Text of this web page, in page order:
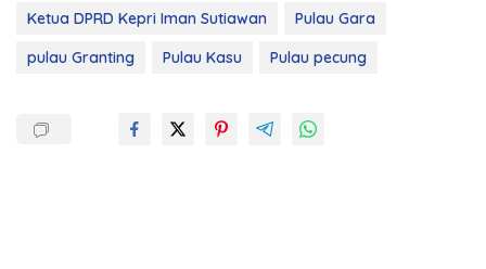
Ketua DPRD Kepri Iman Sutiawan
Pulau Gara
pulau Granting
Pulau Kasu Pulau pecung